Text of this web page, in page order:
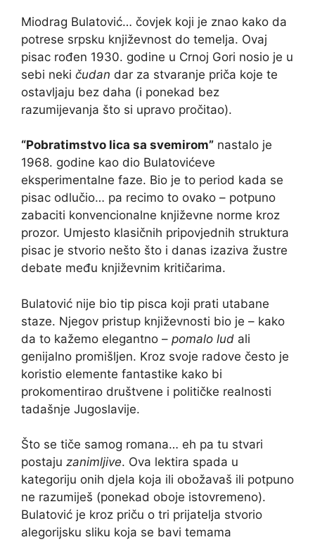
Miodrag Bulatović… čovjek koji je znao kako da
potrese srpsku književnost do temelja. Ovaj
pisac rođen 1930. godine u Crnoj Gori nosio je u
sebi neki čudan dar za stvaranje priča koje te
ostavljaju bez daha (i ponekad bez
razumijevanja što si upravo pročitao).
“Pobratimstvo lica sa svemirom” nastalo je
1968. godine kao dio Bulatovićeve
eksperimentalne faze. Bio je to period kada se
pisac odlučio… pa recimo to ovako – potpuno
zabaciti konvencionalne književne norme kroz
prozor. Umjesto klasičnih pripovjednih struktura
pisac je stvorio nešto što i danas izaziva žustre
debate među književnim kritičarima.
Bulatović nije bio tip pisca koji prati utabane
staze. Njegov pristup književnosti bio je – kako
da to kažemo elegantno – pomalo lud ali
genijalno promišljen. Kroz svoje radove često je
koristio elemente fantastike kako bi
prokomentirao društvene i političke realnosti
tadašnje Jugoslavije.
Što se tiče samog romana… eh pa tu stvari
postaju zanimljive. Ova lektira spada u
kategoriju onih djela koja ili obožavaš ili potpuno
ne razumiješ (ponekad oboje istovremeno).
Bulatović je kroz priču o tri prijatelja stvorio
alegorijsku sliku koja se bavi temama